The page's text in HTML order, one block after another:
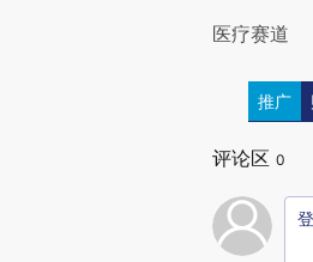
医疗赛道
推广
评论区 0